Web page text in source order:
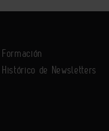
Formación
Histórico de Newsletters